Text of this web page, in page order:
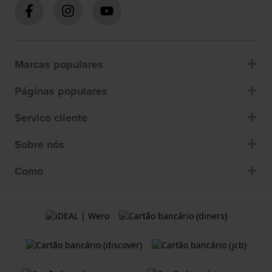
Marcas populares
Páginas populares
Servico cliente
Sobre nós
Como